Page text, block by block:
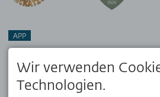
APP
Dein Reisebegleiter vor Ort. Hol dir die
App!Wir verwenden
Technologien.